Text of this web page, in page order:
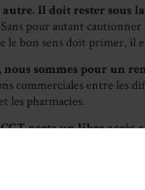
Il doit rester sous
pour autant
le bon sens doit primer, il
nous sommes pour un
commerciales entre les
les pharmacies.
porte un libre accès